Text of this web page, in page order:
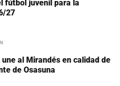
fútbol juvenil para la
27
al Mirandés en calidad de
de Osasuna